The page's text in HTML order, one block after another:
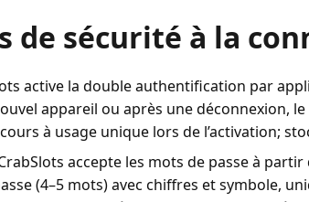
de sécurité à la
active la double authentification par
appareil ou après une déconnexion,
à usage unique lors de l’activation;
accepte les mots de passe à
(4–5 mots) avec chiffres et symbole,